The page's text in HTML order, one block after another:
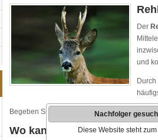
Der
und
Begeben Sie sich mit uns auf die Spuren
Wo kann ich die Wildart
Nachfolger
Diese Website steht